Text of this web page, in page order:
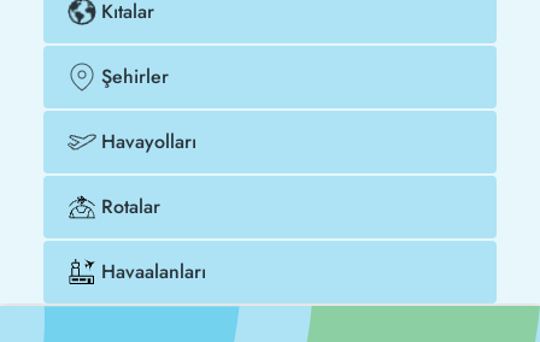
Kıtalar
Şehirler
Havayolları
Rotalar
Havaalanları